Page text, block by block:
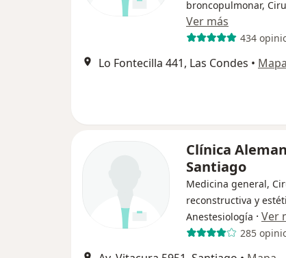
broncopulmonar,
Ver más
434
Lo Fontecilla 441, Las Condes • Mapa
Clínica
Santiago
Medicina general,
reconstructiva y
Anestesiología · Ver
285